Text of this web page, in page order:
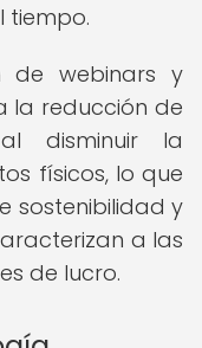
tiempo.
de webinars y
la reducción de
disminuir la
físicos, lo que
sostenibilidad y
a las
de lucro.